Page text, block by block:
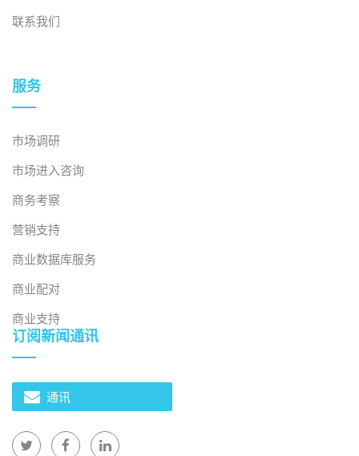
联系我们
服务
市场调研
市场进入咨询
商务考察
营销支持
商业数据库服务
商业配对
商业支持
订阅新闻通讯
通讯